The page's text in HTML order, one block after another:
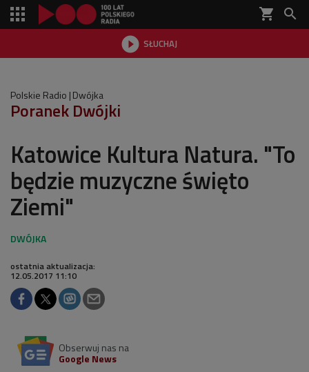
shopping_cart 
 SŁUCHAJ

Polskie Radio Dwójka
Poranek Dwójki
Katowice Kultura Natura. "To
będzie muzyczne święto
Ziemi"
ostatnia aktualizacja:
12.05.2017 11:10
Obserwuj nas na
Google News